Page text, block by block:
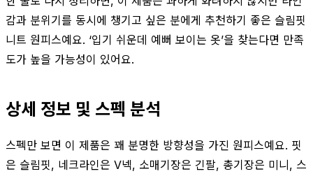
감과 분위기를 동시에 챙기고 싶은 분에게 추천하기 좋은 슬림핏
니트 원피스예요. ‘입기 쉬운데 예뻐 보이는 옷’을 찾는다면 만족
도가 높을 가능성이 있어요.
상세 정보 및 스펙 분석
스펙만 보면 이 제품은 꽤 분명한 방향성을 가진 원피스예요. 핏
은 슬림핏, 네크라인은 V넥, 소매기장은 긴팔, 총기장은 미니, 스